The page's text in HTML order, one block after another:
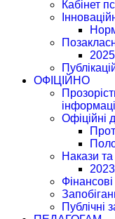
Кабінет
ОФІЦІЙНО
Офіційні
Накази
Фінансові
Публічні